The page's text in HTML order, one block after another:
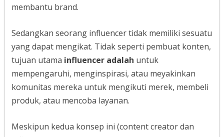
membantu brand.
Sedangkan seorang influencer tidak memiliki sesuatu
yang dapat mengikat. Tidak seperti pembuat konten,
tujuan utama influencer adalah untuk
mempengaruhi, menginspirasi, atau meyakinkan
komunitas mereka untuk mengikuti merek, membeli
produk, atau mencoba layanan.
Meskipun kedua konsep ini (content creator dan